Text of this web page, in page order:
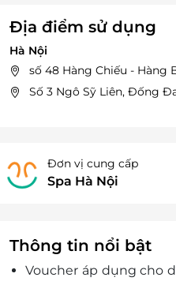
Địa điểm sử dụng
Hà Nội
số 48 Hàng Chiếu - Hàng
Số 3 Ngô Sỹ Liên, Đống
Đơn vị cung cấp
Spa Hà Nội
Thông tin nổi bật
Voucher áp dụng cho